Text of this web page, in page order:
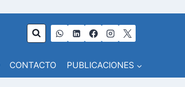
CONTACTO PUBLICACIONES